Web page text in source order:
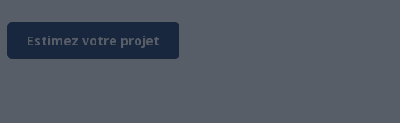
Estimez votre projet